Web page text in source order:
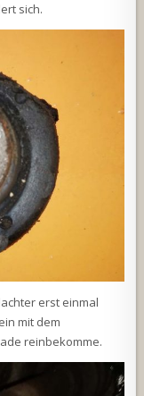
sich.
erst einmal
mit dem
reinbekomme.